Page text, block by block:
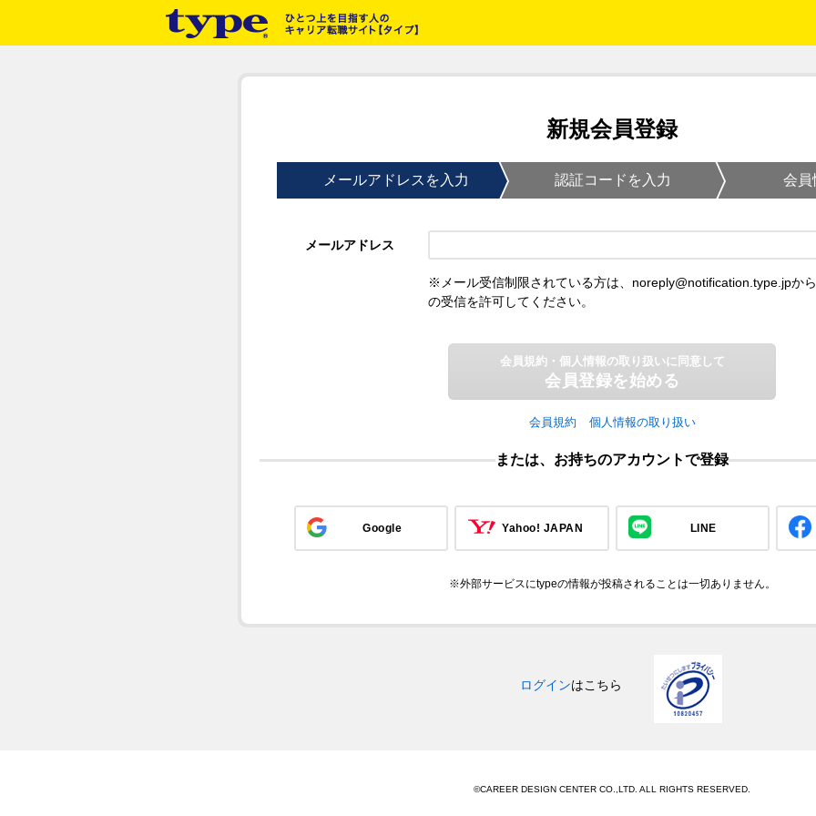
新規会員登録
メールアドレスを入力 認証コードを入力 会員
メールアドレス
※メール受信制限されている方は、noreply@notification.type.jpから
の受信を許可してください。
会員規約・個人情報の取り扱いに同意して
会員登録を始める
会員規約 個人情報の取り扱い
または、お持ちのアカウントで登録
Google Yahoo! JAPAN LINE
※外部サービスにtypeの情報が投稿されることは一切ありません。
ログインはこちら
©CAREER DESIGN CENTER CO.,LTD. ALL RIGHTS RESERVED.